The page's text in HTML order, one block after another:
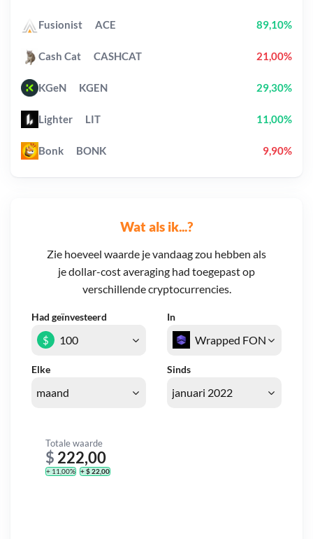
Wat als ik...?
Zie hoeveel waarde je vandaag zou hebben als
je dollar-cost averaging had toegepast op
verschillende cryptocurrencies.
Had geïnvesteerd In
Elke Sinds
$
Totale waarde
$ 222,00
+ 11,00% + $ 22,00
Fusionist ACE 89,10%
Cash Cat CASHCAT 21,00%
KGeN KGEN 29,30%
Lighter LIT 11,00%
Bonk BONK 9,90%